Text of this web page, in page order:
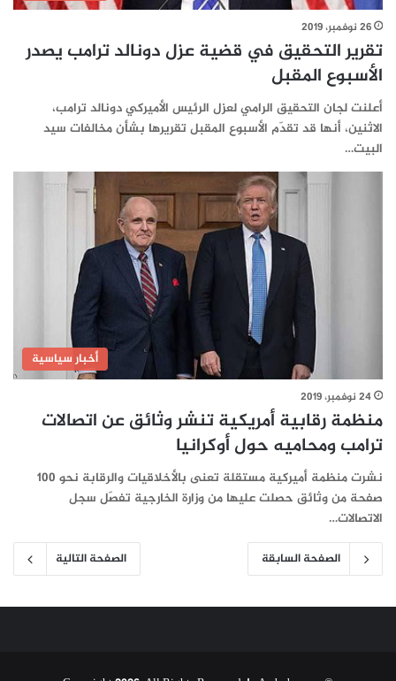
26 نوفمبر، 2019
تقرير التحقيق في قضية عزل دونالد ترامب يصدر
الأسبوع المقبل
أعلنت لجان التحقيق الرامي لعزل الرئيس الأميركي دونالد ترامب،
الاثنين، أنها قد تقدّم الأسبوع المقبل تقريرها بشأن مخالفات سيد
البيت…
أخبار سياسية
24 نوفمبر، 2019
منظمة رقابية أمريكية تنشر وثائق عن اتصالات
ترامب ومحاميه حول أوكرانيا
نشرت منظمة أميركية مستقلة تعنى بالأخلاقيات والرقابة نحو 100
صفحة من وثائق حصلت عليها من وزارة الخارجية تفصّل سجل
الاتصالات…
الصفحة السابقة الصفحة التالية